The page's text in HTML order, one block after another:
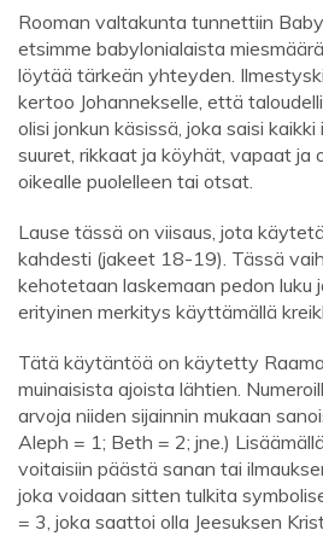
Rooman valtakunta tunnettiin
etsimme babylonialaista
löytää tärkeän yhteyden.
kertoo Johannekselle, että
olisi jonkun käsissä, joka saisi
suuret, rikkaat ja köyhät, vapaat ja
oikealle puolelleen tai otsat.
Lause tässä on viisaus, jota
kahdesti (jakeet 18-19). Tässä
kehotetaan laskemaan pedon luku
erityinen merkitys käyttämällä
Tätä käytäntöä on käytetty
muinaisista ajoista lähtien.
arvoja niiden sijainnin mukaan
Aleph = 1; Beth = 2; jne.)
voitaisiin päästä sanan tai
joka voidaan sitten tulkita
= 3, joka saattoi olla Jeesuksen